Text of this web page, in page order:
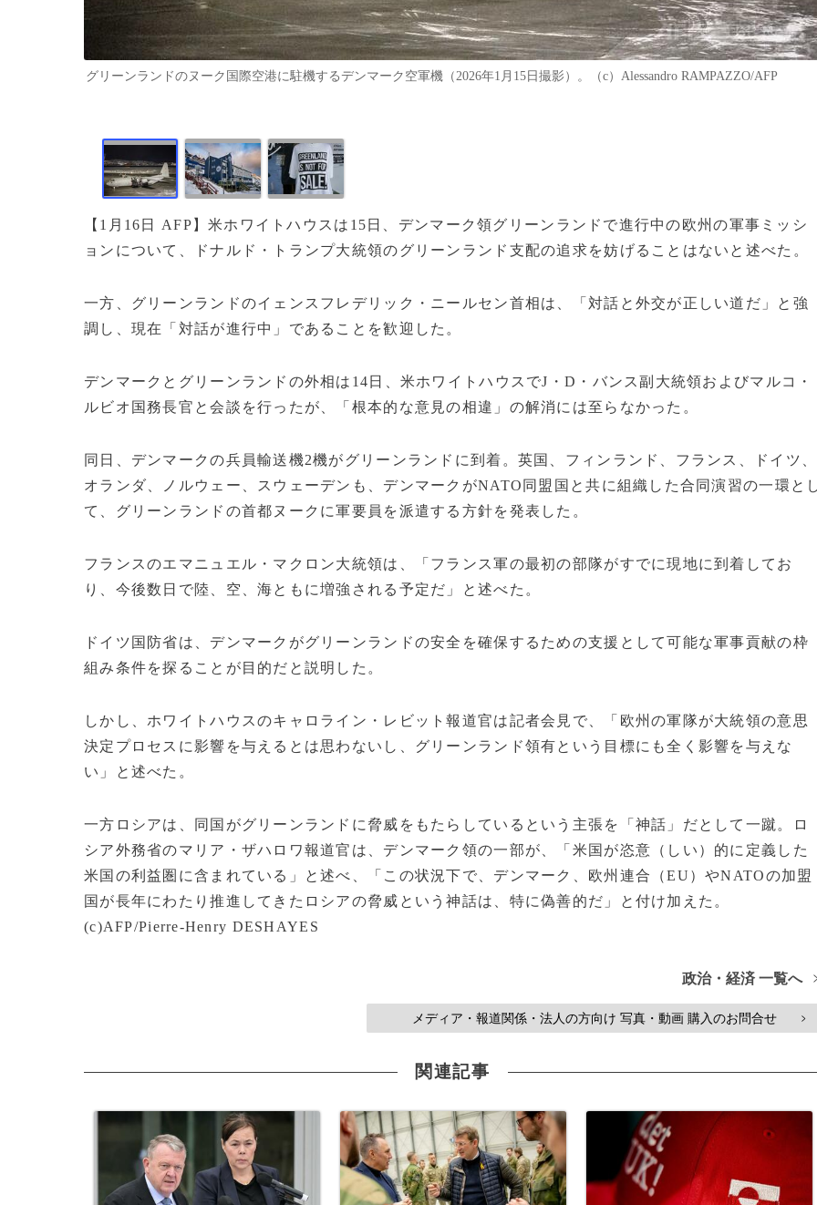
グリーンランドのヌーク国際空港に駐機するデンマーク空軍機（2026年1月15日撮影）。（c）Alessandro RAMPAZZO/AFP
【1月16日 AFP】米ホワイトハウスは15日、デンマーク領グリーンランドで進行中の欧州の軍事ミッシ
ョンについて、ドナルド・トランプ大統領のグリーンランド支配の追求を妨げることはないと述べた。
一方、グリーンランドのイェンスフレデリック・ニールセン首相は、「対話と外交が正しい道だ」と強
調し、現在「対話が進行中」であることを歓迎した。
デンマークとグリーンランドの外相は14日、米ホワイトハウスでJ・D・バンス副大統領およびマルコ・
ルビオ国務長官と会談を行ったが、「根本的な意見の相違」の解消には至らなかった。
同日、デンマークの兵員輸送機2機がグリーンランドに到着。英国、フィンランド、フランス、ドイツ、
オランダ、ノルウェー、スウェーデンも、デンマークがNATO同盟国と共に組織した合同演習の一環と
て、グリーンランドの首都ヌークに軍要員を派遣する方針を発表した。
フランスのエマニュエル・マクロン大統領は、「フランス軍の最初の部隊がすでに現地に到着してお
り、今後数日で陸、空、海ともに増強される予定だ」と述べた。
ドイツ国防省は、デンマークがグリーンランドの安全を確保するための支援として可能な軍事貢献の枠
組み条件を探ることが目的だと説明した。
しかし、ホワイトハウスのキャロライン・レビット報道官は記者会見で、「欧州の軍隊が大統領の意思
決定プロセスに影響を与えるとは思わないし、グリーンランド領有という目標にも全く影響を与えな
い」と述べた。
一方ロシアは、同国がグリーンランドに脅威をもたらしているという主張を「神話」だとして一蹴。ロ
シア外務省のマリア・ザハロワ報道官は、デンマーク領の一部が、「米国が恣意（しい）的に定義した
米国の利益圏に含まれている」と述べ、「この状況下で、デンマーク、欧州連合（EU）やNATOの加盟
国が長年にわたり推進してきたロシアの脅威という神話は、特に偽善的だ」と付け加えた。
(c)AFP/Pierre-Henry DESHAYES
政治・経済 一覧へ
メディア・報道関係・法人の方向け 写真・動画 購入のお問合せ >
関連記事